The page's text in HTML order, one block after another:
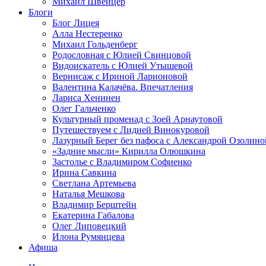
Блоги
Блог Лицея
Алла Нестеренко
Михаил Гольденберг
Родословная с Юлией Свинцовой
Видоискатель с Юлией Утышевой
Вернисаж с Ириной Ларионовой
Валентина Калачёва. Впечатления
Лариса Хенинен
Олег Гальченко
Культурный променад с Зоей Арнаутовой
Путешествуем с Лидией Винокуровой
Лазурный Берег без пафоса с Александрой
«Задние мысли» Кирилла Олюшкина
Застолье с Владимиром Софиенко
Ирина Савкина
Светлана Артемьева
Наталья Мешкова
Владимир Берштейн
Екатерина Габалова
Олег Липовецкий
Илона Румянцева
Афиша